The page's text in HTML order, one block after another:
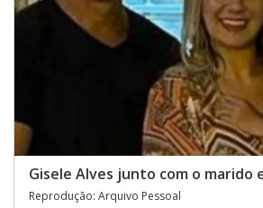
Gisele Alves junto com o marido
Reprodução: Arquivo Pessoal